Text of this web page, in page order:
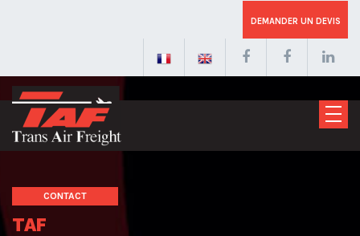
DEMANDER UN DEVIS
CONTACT
TAF